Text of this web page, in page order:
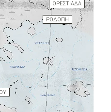
ΟΡΕΣΤΙΑΔΑ
ΡΟΔΟΠΗ